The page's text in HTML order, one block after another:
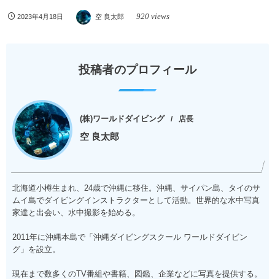
2023年4月18日 空 良太郎 920 views
投稿者のプロフィール
(株)ワールドダイビング 店長
空 良太郎
北海道小樽生まれ、24歳で沖縄に移住。沖縄、サイパン島、タイのサ
ムイ島でダイビングインストラクターとして活動。世界的な水中写真
家達と出会い、水中撮影を始める。
2011年に沖縄本島で「沖縄ダイビングスクール ワールドダイビン
グ」を設立。
現在まで数多くのTV番組や書籍、図鑑、企業などに写真を提供する。